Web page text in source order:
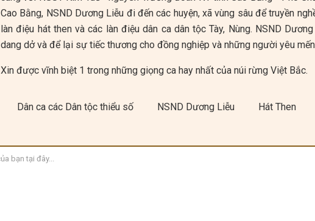
Cao Bằng, NSND Dương Liễu đi đến các huyện, xã vùng sâu để truyền
làn điệu hát then và các làn điệu dân ca dân tộc Tày, Nùng. NSND
dang dở và để lại sự tiếc thương cho đồng nghiệp và những người yêu
Xin được vĩnh biệt 1 trong những giọng ca hay nhất của núi rừng Việt Bắc.
Dân ca các Dân tộc thiểu số NSND Dương Liễu Hát Then